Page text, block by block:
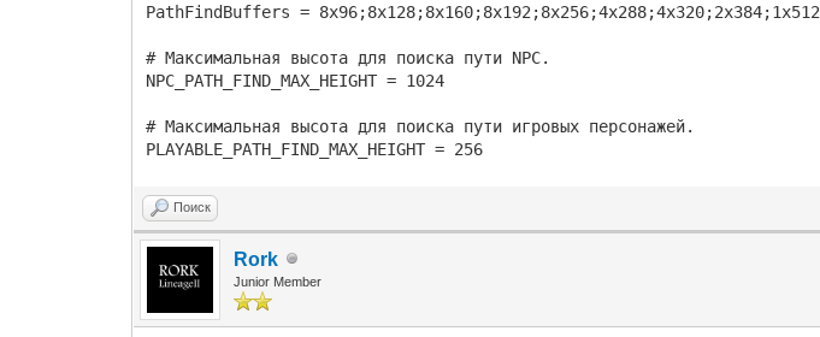
PathFindBuffers = 8x96;8x128;8x160;8x192;8x256;4x288;4x320;2x384;1x512
# Максимальная высота для поиска пути NPC.
NPC_PATH_FIND_MAX_HEIGHT = 1024
# Максимальная высота для поиска пути игровых персонажей.
PLAYABLE_PATH_FIND_MAX_HEIGHT = 256
Поиск
Rork
Junior Member